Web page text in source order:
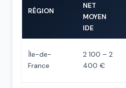
RÉGION
NET
MOYEN
IDE
Île-de-
France
2 100 – 2
400 €